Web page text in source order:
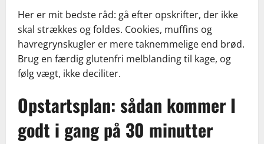
Her er mit bedste råd: gå efter opskrifter, der ikke
skal strækkes og foldes. Cookies, muffins og
havregrynskugler er mere taknemmelige end brød.
Brug en færdig glutenfri melblanding til kage, og
følg vægt, ikke deciliter.
Opstartsplan: sådan kommer I
godt i gang på 30 minutter